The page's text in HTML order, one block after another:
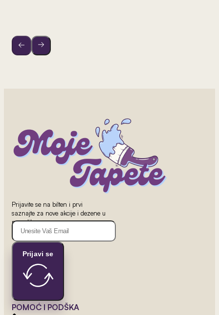
Crno-Bela Panorama
Prijavite se na bilten i prvi
saznajte za nove akcije i dezene u
ponudi!
Prijavi se
POMOĆ I PODŠKA